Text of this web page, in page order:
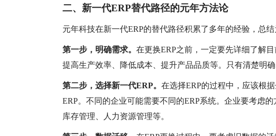
二、 新一代ERP替代路径的元年方法论
元年科技在新一代ERP的替代路径积累了多年的经验，总结
第一步，明确需求。 在更换ERP之前，一定要先详细了解
提高生产效率、降低成本、提升产品品质等。只有清楚明
第二步，选择新一代ERP。 在选择ERP的过程中，应该根
ERP。不同的企业可能需要不同的ERP系统。企业要考虑
库存管理、人力资源管理等。